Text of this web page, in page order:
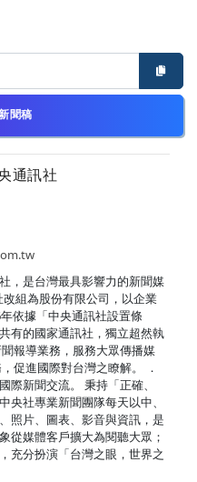
聞稿
通訊社
，是台灣最具影響力的新聞媒
組為股份有限公司，以企業
依據「中央通訊社設置條
有的國家通訊社，獨立超然執
報導業務，服務大眾傳播媒
促進國際對台灣之瞭解。 ．
際新聞交流。 秉持「正確、
央社專業新聞團隊每天以中、
照片、圖表、影音與資訊，是
從媒體客戶擴大為閱聽大眾；
充分扮演「台灣之眼，世界之